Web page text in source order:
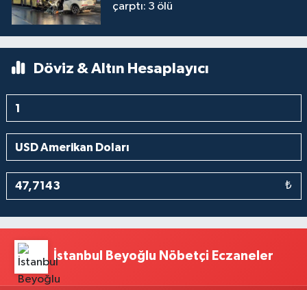
çarptı: 3 ölü
Döviz & Altın Hesaplayıcı
₺
İstanbul Beyoğlu Nöbetçi Eczaneler